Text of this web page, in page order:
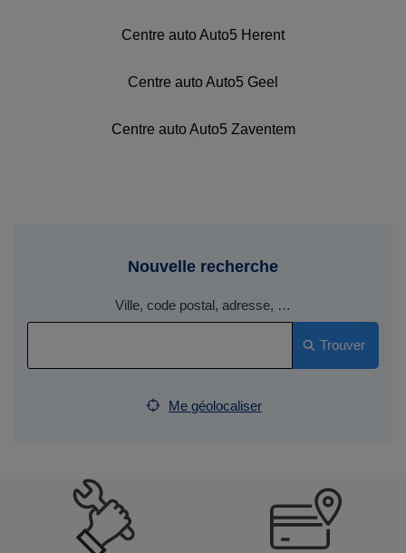
Centre auto Auto5 Herent
Centre auto Auto5 Geel
Centre auto Auto5 Zaventem
Nouvelle recherche
Ville, code postal, adresse, …
Trouver
Me géolocaliser